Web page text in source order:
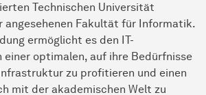
Technischen Universität
angesehenen Fakultät für Informatik.
ermöglicht es den IT-
einer optimalen, auf ihre Bedürfnisse
zu profitieren und einen
mit der akademischen Welt zu